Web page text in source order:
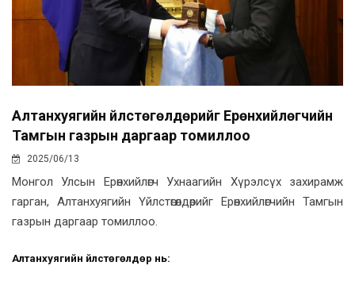
Алтанхуягийн Үйлстөгөлдөрийг Ерөнхийлөгчийн
Тамгын газрын даргаар томиллоо
2025/06/13
Монгол Улсын Ерөнхийлөгч Ухнаагийн Хүрэлсүх захирамж
гарган, Алтанхуягийн Үйлстөгөлдөрийг Ерөнхийлөгчийн Тамгын
газрын даргаар томиллоо.
Алтанхуягийн Үйлстөгөлдөр нь: